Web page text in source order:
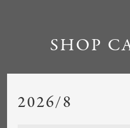
SHOP
2026/8